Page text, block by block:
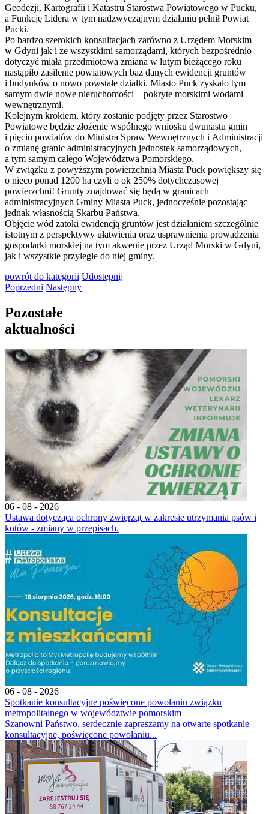
Geodezji, Kartografii i Katastru Starostwa Powiatowego w Pucku,
a Funkcję Lidera w tym nadzwyczajnym działaniu pełnił Powiat
Pucki.
Po bardzo szerokich konsultacjach zarówno z Urzędem Morskim
w Gdyni jak i ze wszystkimi samorządami, których bezpośrednio
dotyczyć miała przedmiotowa zmiana w lutym bieżącego roku
nastąpiło zasilenie powiatowych baz danych ewidencji gruntów
i budynków o nowo powstałe działki. Miasto Puck zyskało tym
samym dwie nowe nieruchomości – pokryte morskimi wodami
wewnętrznymi.
Kolejnym krokiem, który zostanie podjęty przez Starostwo
Powiatowe będzie złożenie wspólnego wniosku dwunastu gmin
i pięciu powiatów do Ministra Spraw Wewnętrznych i Administracji
o zmianę granic administracyjnych jednostek samorządowych,
a tym samym całego Województwa Pomorskiego.
W związku z powyższym powierzchnia Miasta Puck powiększy się
o nieco ponad 1200 ha czyli o ok 250% dotychczasowej
powierzchni! Grunty znajdować się będą w granicach
administracyjnych Gminy Miasta Puck, jednocześnie pozostając
jednak własnością Skarbu Państwa.
Objęcie wód zatoki ewidencją gruntów jest działaniem szczególnie
istotnym z perspektywy ułatwienia oraz usprawnienia prowadzenia
gospodarki morskiej na tym akwenie przez Urząd Morski w Gdyni,
jak i wszystkie przyległe do niej gminy.
powrótdo kategorii Udostępnij
Poprzedni Następny
Pozostałe
aktualności
06 - 08 - 2026
Ustawa dotycząca ochrony zwięrząt w zakresie utrzymania psów i
kotów - zmiany w przepisach.
06 - 08 - 2026
Spotkanie konsultacyjne poświęcone powołaniu związku
metropolitalnego w województwie pomorskim
Szanowni Państwo, serdecznie zapraszamy na otwarte spotkanie
konsultacyjne, poświęcone powołaniu...